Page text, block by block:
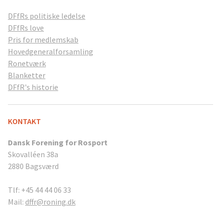
DFfRs politiske ledelse
DFfRs love
Pris for medlemskab
Hovedgeneralforsamling
Ronetværk
Blanketter
DFfR's historie
KONTAKT
Dansk Forening for Rosport
Skovalléen 38a
2880 Bagsværd
Tlf: +45 44 44 06 33
Mail: dffr@roning.dk